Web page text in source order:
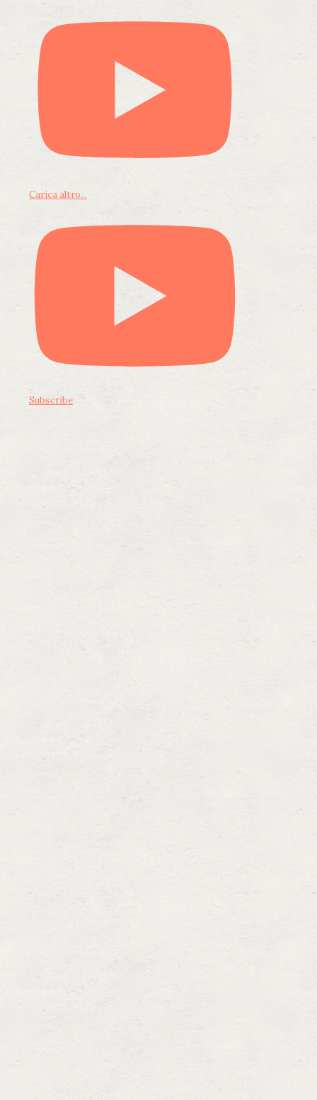
Carica altro...
Subscribe